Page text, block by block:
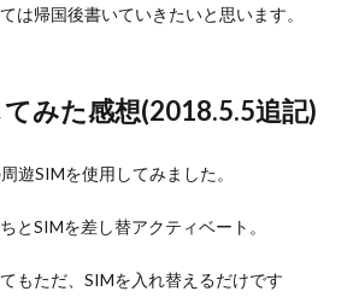
は帰国後書いていきたいと思います。
みた感想(2018.5.5追記)
遊SIMを使用してみました。
とSIMを差し替アクティベート。
もただ、SIMを入れ替えるだけです